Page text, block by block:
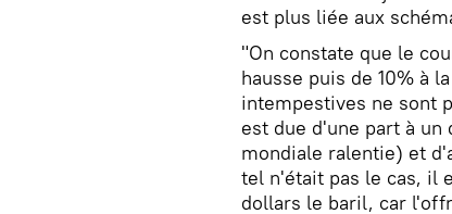
est plus liée aux
"On constate que le
hausse puis de 10% à
intempestives ne sont
est due d'une part à
mondiale ralentie) et
tel n'était pas le cas, il
dollars le baril, car